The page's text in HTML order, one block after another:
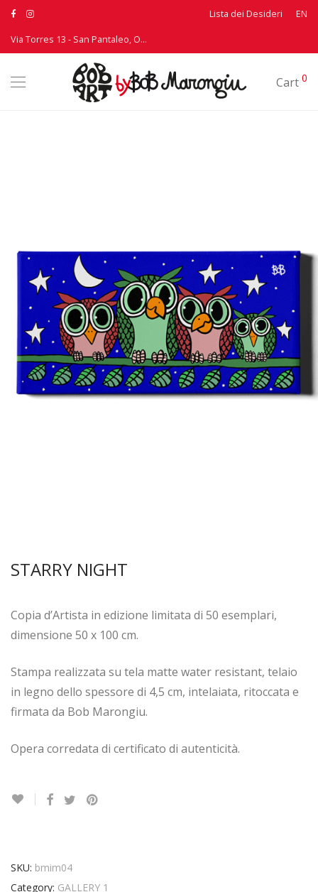
Via Torres 13 - San Pantaleo, Olbia - T: +39 339 3895530
Lista dei Desideri EN
Cart 0
STARRY NIGHT
Copia d’Artista in edizione limitata di 50 esemplari,
dimensione 50 x 100 cm.
Stampa realizzata su tela matte water resistant, telaio
in legno dello spessore di 4,5 cm, intelaiata, ritoccata e
firmata da Bob Marongiu.
Opera corredata di certificato di autenticità.
SKU: bmim04
Category: GALLERY 1